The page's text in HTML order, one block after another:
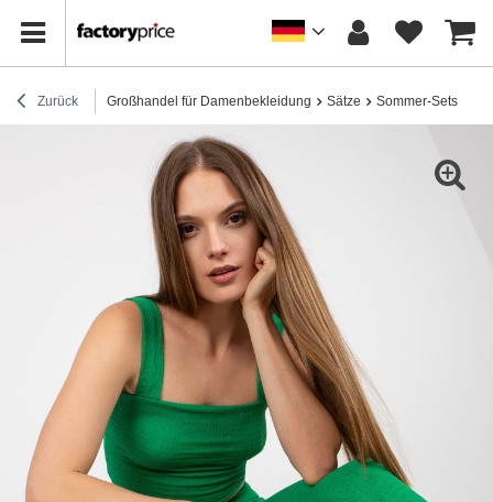
Zurück Großhandel für Damenbekleidung Sätze Sommer-Sets